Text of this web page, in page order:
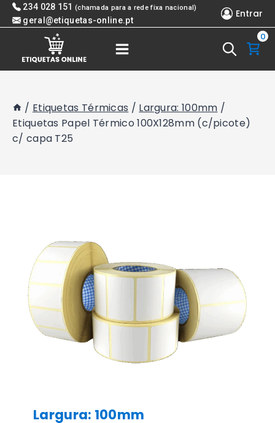
Skip 234 028 151 (chamada para a rede fixa nacional)
geral@etiquetas-online.pt
Entrar
0
/ Etiquetas Térmicas / Largura: 100mm /
Etiquetas Papel Térmico 100X128mm (c/picote)
c/ capa T25
Largura: 100mm